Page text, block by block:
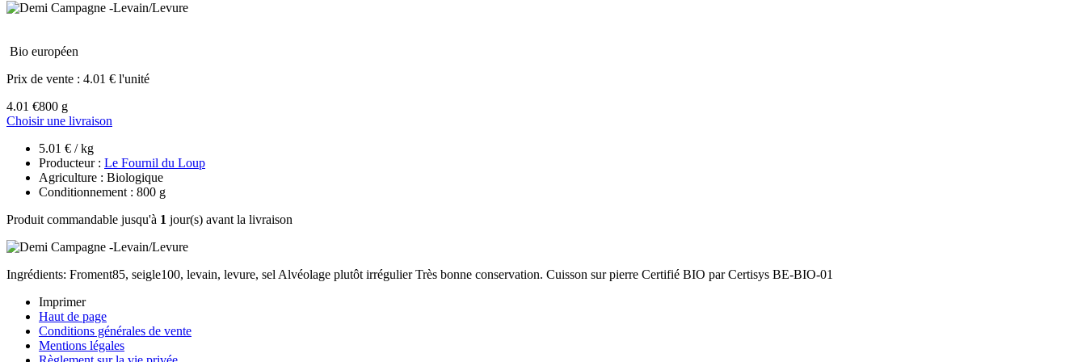
Bio européen
Prix de vente : 4.01 € l'unité
4.01 €800 g
Choisir une livraison
5.01 € / kg
Producteur : Le Fournil du Loup
Agriculture : Biologique
Conditionnement : 800 g
Produit commandable jusqu'à 1 jour(s) avant la livraison
Ingrédients: Froment85, seigle100, levain, levure, sel Alvéolage plutôt irrégulier Très bonne conservation. Cuisson sur pierre Certifié BIO par Certisys BE-BIO-01
Imprimer
Haut de page
Conditions générales de vente
Mentions légales